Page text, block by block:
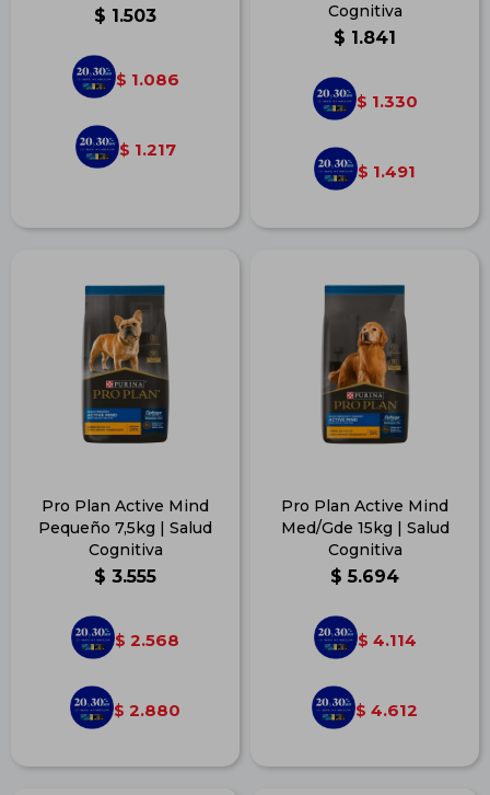
$ 1.503
$ 1.086
$ 1.217
Cognitiva
$ 1.841
$ 1.330
$ 1.491
Pro Plan Active Mind
Pequeño 7,5kg | Salud
Cognitiva
$ 3.555
$ 2.568
$ 2.880
Pro Plan Active Mind
Med/Gde 15kg | Salud
Cognitiva
$ 5.694
$ 4.114
$ 4.612